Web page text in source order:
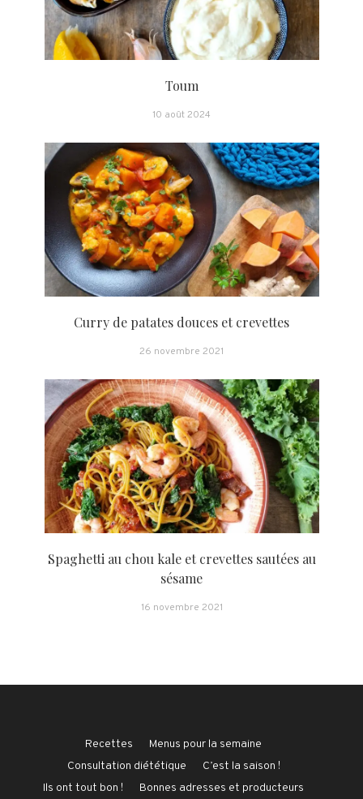
Toum
10 août 2024
Curry de patates douces et crevettes
26 novembre 2021
Spaghetti au chou kale et crevettes sautées au
sésame
16 novembre 2021
Recettes
Menus pour la semaine
Consultation diététique
C’est la saison !
Ils ont tout bon !
Bonnes adresses et producteurs